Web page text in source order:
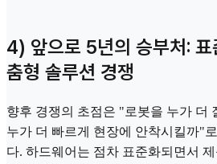
4) 앞으로 5년의 승부처:
춤형 솔루션 경쟁
향후 경쟁의 초점은 "로봇을 누가 더
누가 더 빠르게 현장에 안착시킬까"
다. 하드웨어는 점차 표준화되면서